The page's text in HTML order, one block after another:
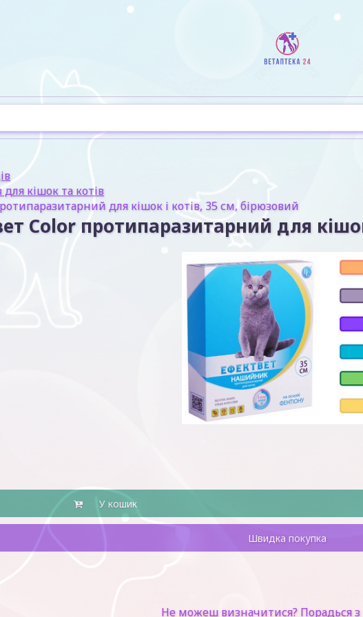
кішок та котів
для кішок і котів, 35 см, бірюзовий
Color протипаразитарний для
У кошик
Швидка покупка
Не можеш визначитися? Порадься